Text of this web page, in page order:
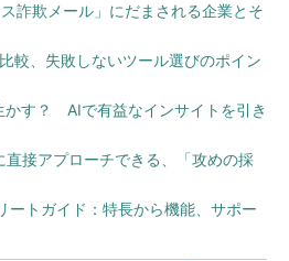
詐欺メール」にだまされる企業とそ
較、失敗しないツール選びのポイン
かす？ AIで有益なインサイトを引き
接アプローチできる、「攻めの採
ートガイド：特長から機能、サポー